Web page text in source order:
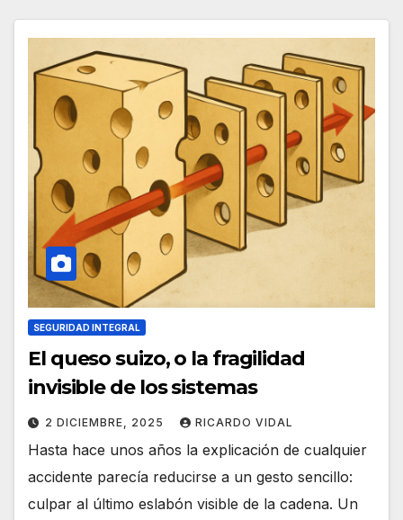
SEGURIDAD INTEGRAL
El queso suizo, o la fragilidad
invisible de los sistemas
2 DICIEMBRE, 2025 RICARDO VIDAL
Hasta hace unos años la explicación de cualquier
accidente parecía reducirse a un gesto sencillo:
culpar al último eslabón visible de la cadena. Un